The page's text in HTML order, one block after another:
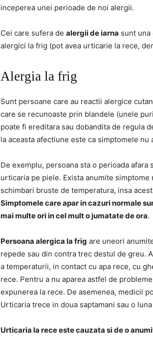
inceperea unei perioade de noi alergii.
Cei care sufera de alergii de iarna sunt
alergici la frig (pot avea urticarie la rece,
Alergia la frig
Sunt persoane care au reactii alergice
care se recunoaste prin blandele (unele
poate fi ereditara sau dobandita de regula
la aceasta afectiune este ca simptomele
De exemplu, persoana sta o perioada
urticaria pe piele. Exista anumite
schimbari bruste de temperatura, insa
Simptomele care apar in cazuri normale
mai multe ori in cel mult o jumatate de ora.
Persoana alergica la frig are uneori
repede sau din contra trec destul de greu.
a temperaturii, in contact cu apa rece, cu
rece. Pentru a nu aparea astfel de
expunerea la rece. De asemenea, medicii
Urticaria trece in doua saptamani sau o
Urticaria la rece este cauzata si de o